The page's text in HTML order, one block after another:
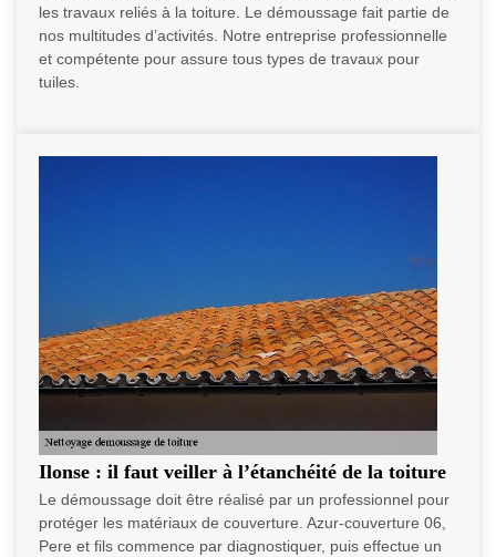
les travaux reliés à la toiture. Le démoussage fait partie de
nos multitudes d’activités. Notre entreprise professionnelle
et compétente pour assure tous types de travaux pour
tuiles.
Ilonse : il faut veiller à l’étanchéité de la toiture
Le démoussage doit être réalisé par un professionnel pour
protéger les matériaux de couverture. Azur-couverture 06,
Pere et fils commence par diagnostiquer, puis effectue un